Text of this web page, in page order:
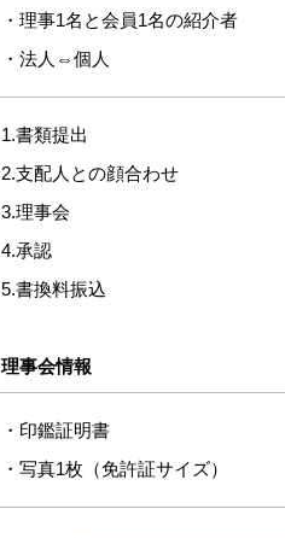
・理事1名と会員1名の紹介者
・法人⇔個人
1.書類提出
2.支配人との顔合わせ
3.理事会
4.承認
5.書換料振込
理事会情報
・印鑑証明書
・写真1枚（免許証サイズ）